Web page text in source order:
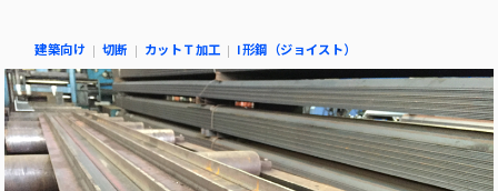
建築向け 切断 カットＴ加工 I形鋼（ジョイスト）